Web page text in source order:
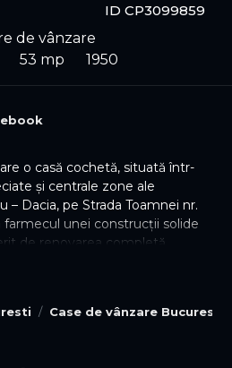
ID CP3099859
de vânzare
53 mp 1950
Case de vânzare Bucuresti
o casă cochetă, situată într-
și centrale zone ale
– Dacia, pe Strada Toamnei nr.
farmecul unei construcții solide
de renovarea completă